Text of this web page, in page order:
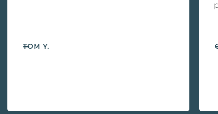
-
TOM Y.